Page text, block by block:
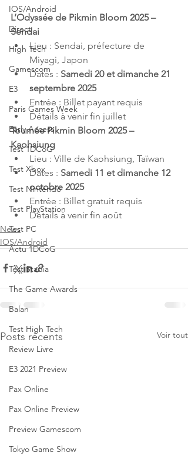
IOS/Android
Direct
High Tech
Gamescom
E3
Paris Games Week
Early Access
Test 1DCoG
Test Xbox
Test Nintendo
Test PlayStation
Test PC
Actu 1DCoG
Test Stadia
The Game Awards
Balan
Test High Tech
Review Livre
E3 2021 Preview
Pax Online
Pax Online Preview
Preview Gamescom
Tokyo Game Show
L’Odyssée de Pikmin Bloom 2025 –
Sendai
Lieu : Sendai, préfecture de
Miyagi, Japon
Dates : Samedi 20 et dimanche 21
septembre 2025
Entrée : Billet payant requis
Détails à venir fin juillet
Tournée Pikmin Bloom 2025 –
Kaohsiung
Lieu : Ville de Kaohsiung, Taïwan
Dates : Samedi 11 et dimanche 12
octobre 2025
Entrée : Billet gratuit requis
Détails à venir fin août
News
IOS/Android
Posts récents Voir tout